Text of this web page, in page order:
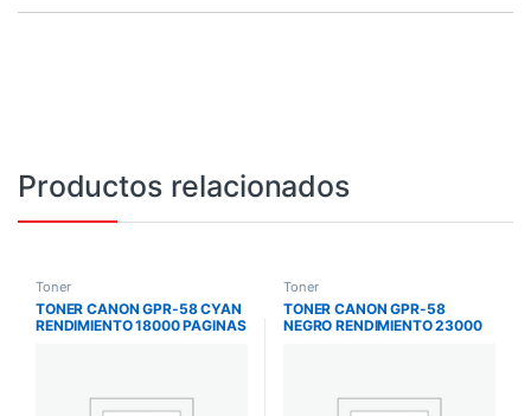
Productos relacionados
Toner
TONER CANON GPR-58 CYAN
RENDIMIENTO 18000 PAGINAS
Toner
TONER CANON GPR-58
NEGRO RENDIMIENTO 23000